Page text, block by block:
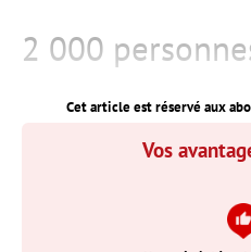
2 000
Cet article est réservé aux
Vos